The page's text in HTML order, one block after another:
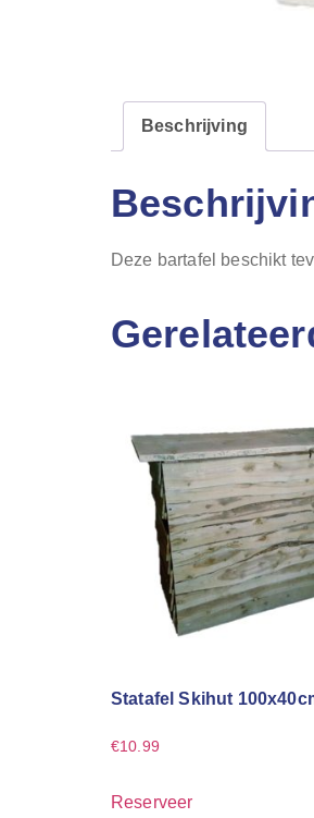
Beschrijving
Deze bartafel beschikt
Statafel Skihut
€10.99
Reserveer